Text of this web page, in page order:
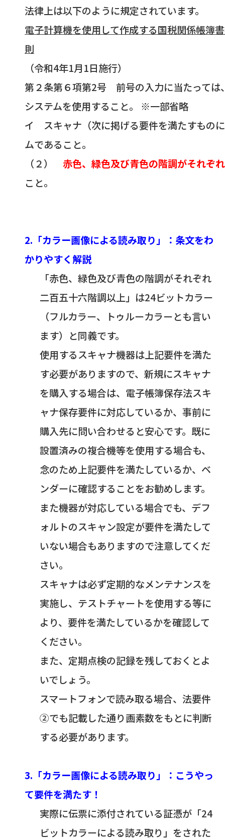
法律上は以下のように規定されています。
電子計算機を使用して作成する国税関係帳簿
則
（令和4年1月1日施行）
第２条第６項第2号 前号の入力に当たっては
システムを使用すること。 ※一部省略
イ スキャナ（次に掲げる要件を満たすもの
ムであること。
（２）赤色、緑色及び青色の階調がそれぞ
こと。
2.「カラー画像による読み取り」：条文をわ
かりやすく解説
「赤色、緑色及び青色の階調がそれぞれ
二百五十六階調以上」は24ビットカラー
（フルカラー、トゥルーカラーとも言い
ます）と同義です。
使用するスキャナ機器は上記要件を満た
す必要がありますので、新規にスキャナ
を購入する場合は、電子帳簿保存法スキ
ャナ保存要件に対応しているか、事前に
購入先に問い合わせると安心です。既に
設置済みの複合機等を使用する場合も、
念のため上記要件を満たしているか、ベ
ンダーに確認することをお勧めします。
また機器が対応している場合でも、デフ
ォルトのスキャン設定が要件を満たして
いない場合もありますので注意してくだ
さい。
スキャナは必ず定期的なメンテナンスを
実施し、テストチャートを使用する等に
より、要件を満たしているかを確認して
ください。
また、定期点検の記録を残しておくとよ
いでしょう。
スマートフォンで読み取る場合、法要件
②でも記載した通り画素数をもとに判断
する必要があります。
3.「カラー画像による読み取り」：こうやっ
て要件を満たす！
実際に伝票に添付されている証憑が「24
ビットカラーによる読み取り」をされた